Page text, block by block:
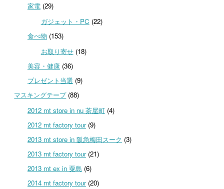
家電(29)
ガジェット・PC (22)
食べ物 (153)
お取り寄せ(18)
美容・健康(36)
プレゼント当選 (9)
マスキングテープ(88)
2012 mt store in nu 茶屋町(4)
2012 mt factory tour(9)
2013 mt store in 阪急梅田スーク (3)
2013 mt factory tour(21)
2013 mt ex in 粟島 (6)
2014 mt factory tour(20)